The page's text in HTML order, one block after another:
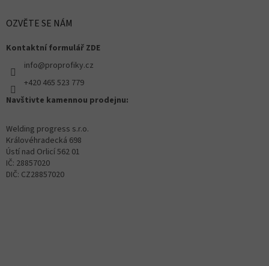
OZVĚTE SE NÁM
Kontaktní formulář ZDE
info@proprofiky.cz
+420 465 523 779
Navštivte kamennou prodejnu:
Welding progress s.r.o.
Královéhradecká 698
Ústí nad Orlicí 562 01
IČ: 28857020
DIČ: CZ28857020